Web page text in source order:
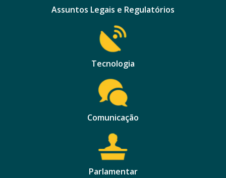
Assuntos Legais e Regulatórios
Tecnologia
Comunicação
Parlamentar